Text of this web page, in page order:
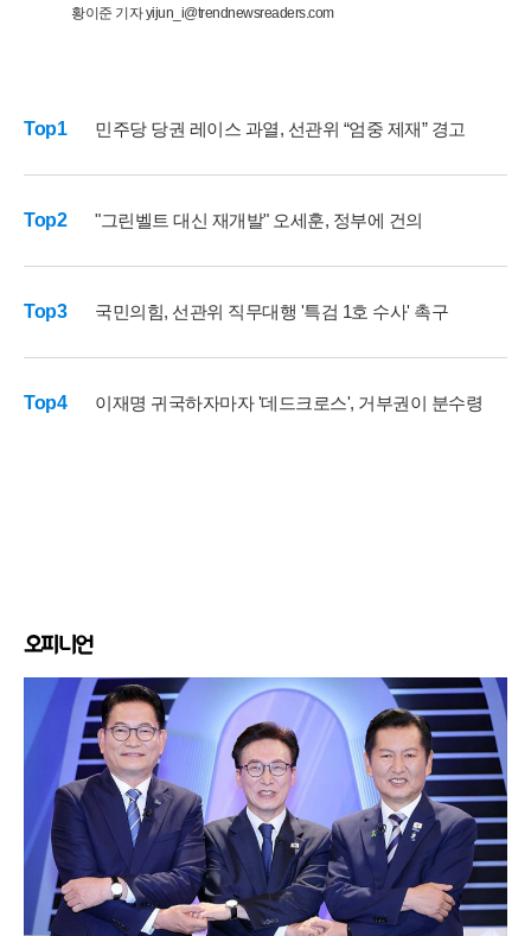
황이준 기자 yijun_i@trendnewsreaders.com
Top1 민주당 당권 레이스 과열, 선관위 “엄중 제재” 경고
Top2 "그린벨트 대신 재개발" 오세훈, 정부에 건의
Top3 국민의힘, 선관위 직무대행 '특검 1호 수사' 촉구
Top4 이재명 귀국하자마자 '데드크로스', 거부권이 분수령
오피니언